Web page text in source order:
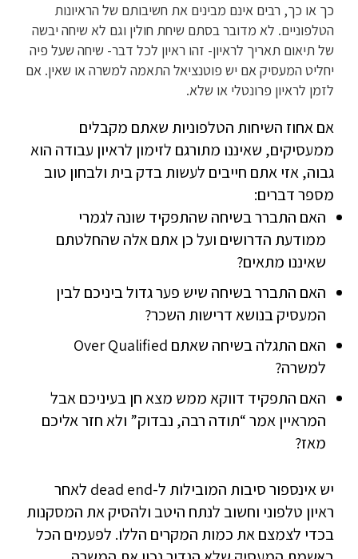
כך או כך, רבים אינם מבינים את חשיבותם של הראיונות
הטלפוניים. לא מדובר בסתם שיחת חולין וגם לא שיחה יבשה
של תיאום תאריך לראיון- זהו ראיון לכל דבר- שיחה שעל פיה
יחליט המעסיק אם יש פוטנציאל התאמה למשרה או שאין. אם
לזמן לראיון פרונטלי או שלא.
אם אחוז השיחות הטלפוניות שאתם מקבלים
ממעסיקים, שאיננו מתורגם לזימון לראיון עבודה הוא
גבוה, אזי אתם חייבים לעשות בדק בית ולבחון טוב
מספר דברים:
האם התברר בשיחה שהתפקיד שונה לגמרי
ממודעת הדרושים ועל כן אתם אלה שהחלטתם
שאיננו מתאים?
האם התברר בשיחה שיש פער גדול ביניכם לבין
המעסיק בנושא דרישות השכר?
האם התגלה בשיחה שאתם Over Qualified
למשרה?
האם התפקיד דווקא ממש מצא חן בעיניכם אבל
המראיין אמר “תודה רבה, נבדוק” ולא חזר אליכם
מאז?
יש אינספור סיבות המובילות ל-dead end לאחר
ראיון טלפוני וחשוב לנתח היטב ולהסיק את המסקנות
בכדי לצמצם את כמות המקרים הללו. לפעמים הכל